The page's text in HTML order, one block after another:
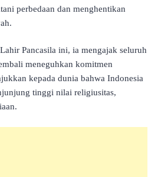
perbedaan dan menghentikan
Pancasila ini, ia mengajak seluruh
meneguhkan komitmen
kepada dunia bahwa Indonesia
tinggi nilai religiusitas,